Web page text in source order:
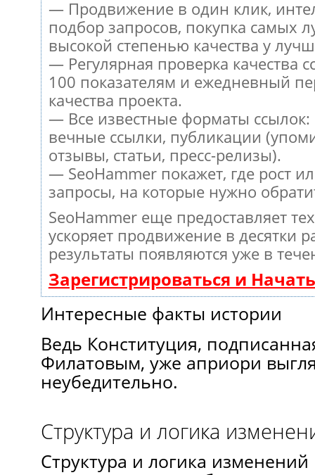
— Продвижение в один клик,
подбор запросов, покупка самых
высокой степенью качества у
— Регулярная проверка качества
100 показателям и ежедневный
качества проекта.
— Все известные форматы
вечные ссылки, публикации
отзывы, статьи, пресс-релизы).
— SeoHammer покажет, где рост
запросы, на которые нужно
SeoHammer еще предоставляет
ускоряет продвижение в десятки
результаты появляются уже в
Зарегистрироваться и
Интересные факты истории
Ведь Конституция,
Филатовым, уже априори
неубедительно.
Структура и логика
Структура и логика